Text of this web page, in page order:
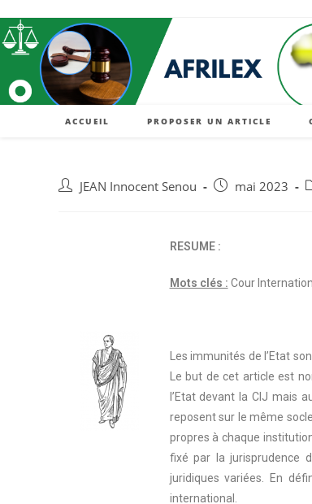
ACCUEIL PROPOSER UN ARTICLE
JEAN Innocent Senou mai 2023
RESUME :
Mots clés : Cour
Les immunités de l’Etat
Le but de cet article est
l’Etat devant la CIJ mais
reposent sur le même
propres à chaque
fixé par la jurisprudence
juridiques variées. En
international.